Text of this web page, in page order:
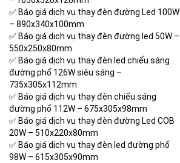
✅ Báo giá dịch vụ thay đèn đường Led 100W
– 890x340x100mm
✅ Báo giá dịch vụ thay đèn đường led 50W –
550x250x80mm
✅ Báo giá dịch vụ thay đèn led chiếu sáng
đường phố 126W siêu sáng –
735x305x112mm
✅ Báo giá dịch vụ thay đèn chiếu sáng
đường phố 112W – 675x305x98mm
✅ Báo giá dịch vụ thay đèn đường Led COB
20W – 510x220x80mm
✅ Báo giá dịch vụ thay đèn led đường phố
98W – 615x305x90mm